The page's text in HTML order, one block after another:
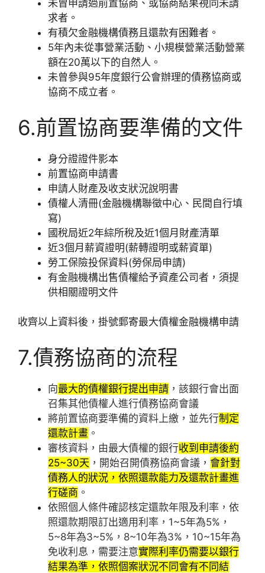
未曾申請過前置協商、或協商結果視同未請
求者。
有積欠金融機構債務且還款有困難者。
5年內未從事營業活動、小規模營業活動營業
額在20萬以下的自然人。
未曾參與95年度銀行公會辦理的債務協商或
協商不成立者。
6.前置協商要準備的文件
身分證證件影本
前置協商申請書
申請人財產及收支狀況說明書
債權人清冊(金融機構聯徵中心、民間自行填
寫)
國稅局近2年綜所稅及近1個月財產清單
近3個月薪資證明(薪轉證明或薪資單)
勞工保險投保資料(勞保局申請)
有金融機構出售債權給予資產公司者，須提
供相關證明文件
收齊以上資料後，掛號郵寄最大債權金融機構申請
7.債務協商的流程
向最大的債權銀行提出申請 ，該銀行會出面
召集其他債權人進行債務協商會議
將前置協商要準備的資料上繳，並先行制定
還款計畫 。
審核資料，由最大債權的銀行收到申請後約
25~30天 ，開始召開債務協商會議， 會針對
債務人的狀況，依照還款能力及還款計畫進
行磋商 。
依照個人條件確認核定還款年限及利率，依
照還款期限訂出適用利率，1~5年為5%，
5~8年為3~5%，8~10年為3%，10~15年為
免收利息，需要注意實際利率仍需要以銀行
結果為準，依照個案狀況不同會有不同結